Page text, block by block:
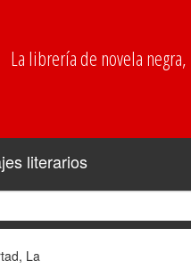
La librería de novela
literarios
La